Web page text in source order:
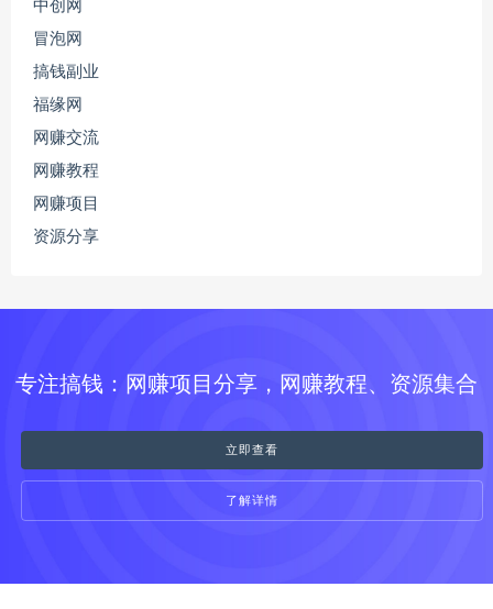
中创网
冒泡网
搞钱副业
福缘网
网赚交流
网赚教程
网赚项目
资源分享
专注搞钱：网赚项目分享，网赚教程、资源集合
立即查看
了解详情